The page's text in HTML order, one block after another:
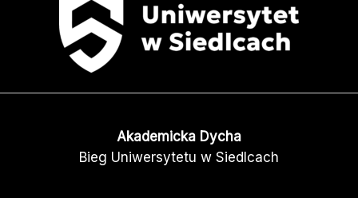
Akademicka Dycha
Bieg Uniwersytetu w Siedlcach